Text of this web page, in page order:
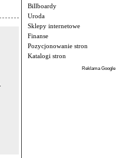
Billboardy
Uroda
Sklepy internetowe
Finanse
Pozycjonowanie stron
Katalogi stron
Reklama Google